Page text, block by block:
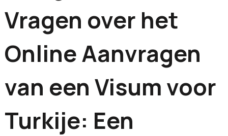
Vragen over het
Online Aanvragen
van een Visum voor
Turkije: Een